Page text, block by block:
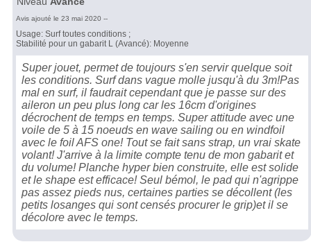
Avis ajouté le 23 mai 2020 --
Usage: Surf toutes conditions ;
Stabilité pour un gabarit L (Avancé): Moyenne
Super jouet, permet de toujours s'en servir quelque soit
les conditions. Surf dans vague molle jusqu'à du 3m!Pas
mal en surf, il faudrait cependant que je passe sur des
aileron un peu plus long car les 16cm d'origines
décrochent de temps en temps. Super attitude avec une
voile de 5 à 15 noeuds en wave sailing ou en windfoil
avec le foil AFS one! Tout se fait sans strap, un vrai skate
volant! J'arrive à la limite compte tenu de mon gabarit et
du volume! Planche hyper bien construite, elle est solide
et le shape est efficace! Seul bémol, le pad qui n'agrippe
pas assez pieds nus, certaines parties se décollent (les
petits losanges qui sont censés procurer le grip)et il se
décolore avec le temps.